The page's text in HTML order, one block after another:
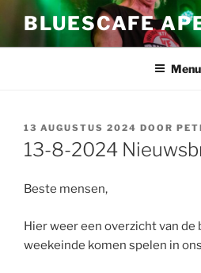
de
BLUESCAFE
Menu
GEPLAATST
OP
13 AUGUSTUS 2024 DOOR
13-8-2024
Beste mensen,
Hier weer een overzicht van de
weekeinde komen spelen in